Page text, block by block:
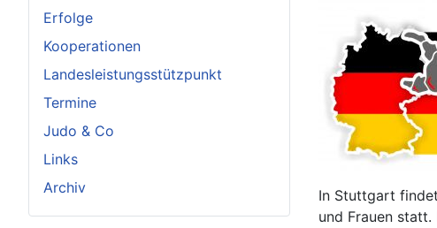
Erfolge
Kooperationen
Landesleistungsstützpunkt
Termine
Judo & Co
Links
Archiv
In Stuttgart
und Frauen